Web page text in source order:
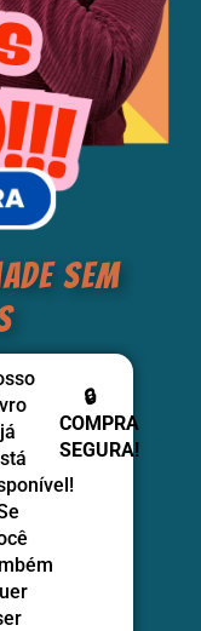
sem
já
🔒
COMPRA
SEGURA!